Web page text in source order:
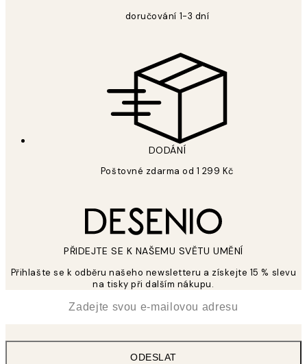
doručování 1-3 dní
DODÁNÍ
Poštovné zdarma od 1 299 Kč
PŘIDEJTE SE K NAŠEMU SVĚTU UMĚNÍ
Přihlašte se k odběru našeho newsletteru a získejte 15 % slevu
na tisky při dalším nákupu.
ODESLAT